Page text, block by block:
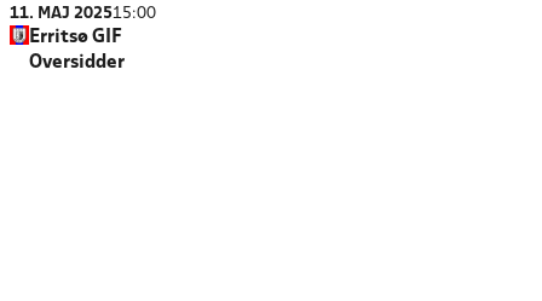
11. MAJ 202515:00
Erritsø GIF
Oversidder